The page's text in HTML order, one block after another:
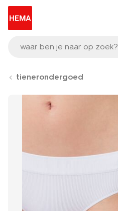
waar ben je naar op zoek?
tienerondergoed